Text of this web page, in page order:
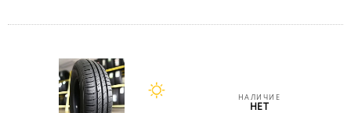
НАЛИЧИЕ
НЕТ